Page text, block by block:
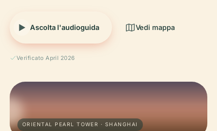
Ascolta l'audioguida Vedi mappa
Verificato April 2026
ORIENTAL PEARL TOWER · SHANGHAI